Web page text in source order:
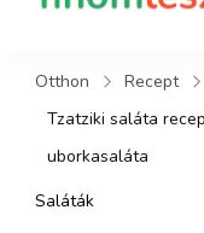
Otthon
Recept
Tzatziki saláta
uborkasaláta
Saláták